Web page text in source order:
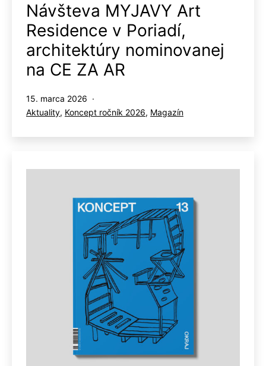
Návšteva MYJAVY Art
Residence v Poriadí,
architektúry nominovanej
na CE ZA AR
Publikované
15. marca 2026
Kategorizované
Aktuality, Koncept ročník 2026, Magazín